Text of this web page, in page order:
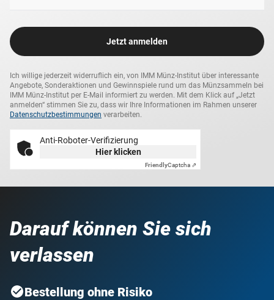
Jetzt anmelden
Ich willige jederzeit widerruflich ein, von IMM Münz-Institut über interessante
Angebote, Sonderaktionen und Gewinnspiele rund um das Münzsammeln bei
IMM Münz-Institut per E-Mail informiert zu werden. Mit dem Klick auf „Jetzt
anmelden“ stimmen Sie zu, dass wir Ihre Informationen im Rahmen unserer
Datenschutzbestimmungen verarbeiten.
Anti-Roboter-Verifizierung
Hier klicken
FriendlyCaptcha ⇗
Darauf können Sie sich
verlassen
Bestellung ohne Risiko